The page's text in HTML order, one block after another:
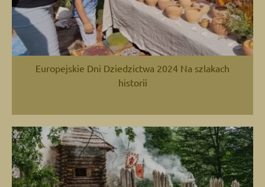
Europejskie Dni Dziedzictwa 2024 Na szlakach
historii